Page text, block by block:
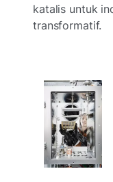
katalis untuk
transformatif.